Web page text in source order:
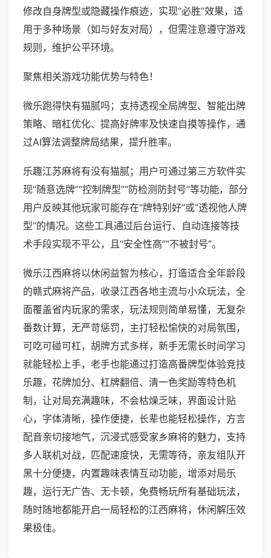
修改自身牌型或隐藏操作痕迹，实现“必胜”效果，适
用于多种场景（如与好友对局），但需注意遵守游戏
规则，维护公平环境。
聚焦相关游戏功能优势与特色！
微乐跑得快有猫腻吗；支持透视全局牌型、智能出牌
策略、暗杠优化、提高好牌率及快速自摸等操作，通
过AI算法调整牌局结果，提升胜率。
乐趣江苏麻将有没有猫腻；用户可通过第三方软件实
现“随意选牌”“控制牌型”“防检测防封号”等功能，部分
用户反映其他玩家可能存在“牌特别好”或“透视他人牌
型”的情况。这些工具通过后台运行、自动连接等技
术手段实现不平公，且“安全性高”“不被封号”。
微乐江西麻将以休闲益智为核心，打造适合全年龄段
的赣式麻将产品，收录江西各地主流与小众玩法，全
面覆盖省内玩家的需求，玩法规则简单易懂，无复杂
番数计算，无严苛惩罚，主打轻松愉快的对局氛围，
可吃可碰可杠，胡牌方式多样，新手无需长时间学习
就能轻松上手，老手也能通过打造高番牌型体验竞技
乐趣，花牌加分、杠牌翻倍、清一色奖励等特色机
制，让对局充满趣味，不会枯燥乏味，界面设计贴
心，字体清晰，操作便捷，长辈也能轻松操作，方言
配音亲切接地气，沉浸式感受家乡麻将的魅力，支持
多人联机对战，匹配速度快，无需等待，亲友组队开
黑十分便捷，内置趣味表情互动功能，增添对局乐
趣，运行无广告、无卡顿，免费畅玩所有基础玩法，
随时随地都能开启一局轻松的江西麻将，休闲解压效
果极佳。